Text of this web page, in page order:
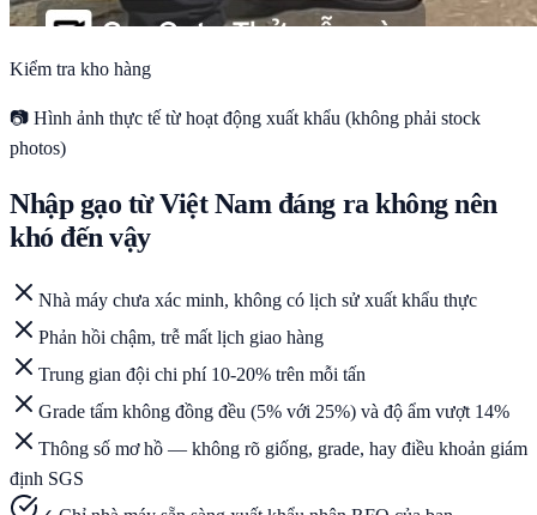
Kiểm tra kho hàng
📷 Hình ảnh thực tế từ hoạt động xuất khẩu (không phải stock
photos)
Nhập gạo từ Việt Nam đáng ra không nên
khó đến vậy
Nhà máy chưa xác minh, không có lịch sử xuất khẩu thực
Phản hồi chậm, trễ mất lịch giao hàng
Trung gian đội chi phí 10-20% trên mỗi tấn
Grade tấm không đồng đều (5% với 25%) và độ ẩm vượt 14%
Thông số mơ hồ — không rõ giống, grade, hay điều khoản giám
định SGS